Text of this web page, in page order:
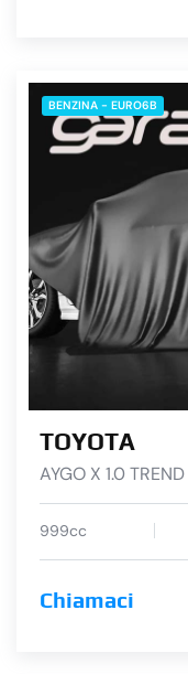
BENZINA - EURO6B
TOYOTA
AYGO X 1.0
999cc
Chiamaci